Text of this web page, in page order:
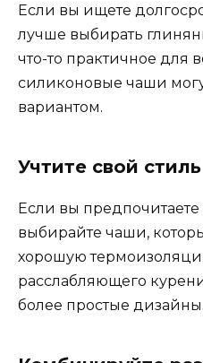
Если вы ищете
лучше выбирать
что-то практичное для
силиконовые чаши
вариантом.
Учтите свой
Если вы
выбирайте чаши,
хорошую
расслабляющего
более простые дизайны.